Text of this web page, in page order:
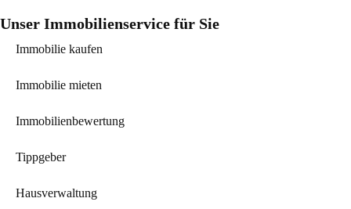
Unser Immobilienservice für Sie
Immobilie kaufen
Immobilie mieten
Immobilienbewertung
Tippgeber
Hausverwaltung